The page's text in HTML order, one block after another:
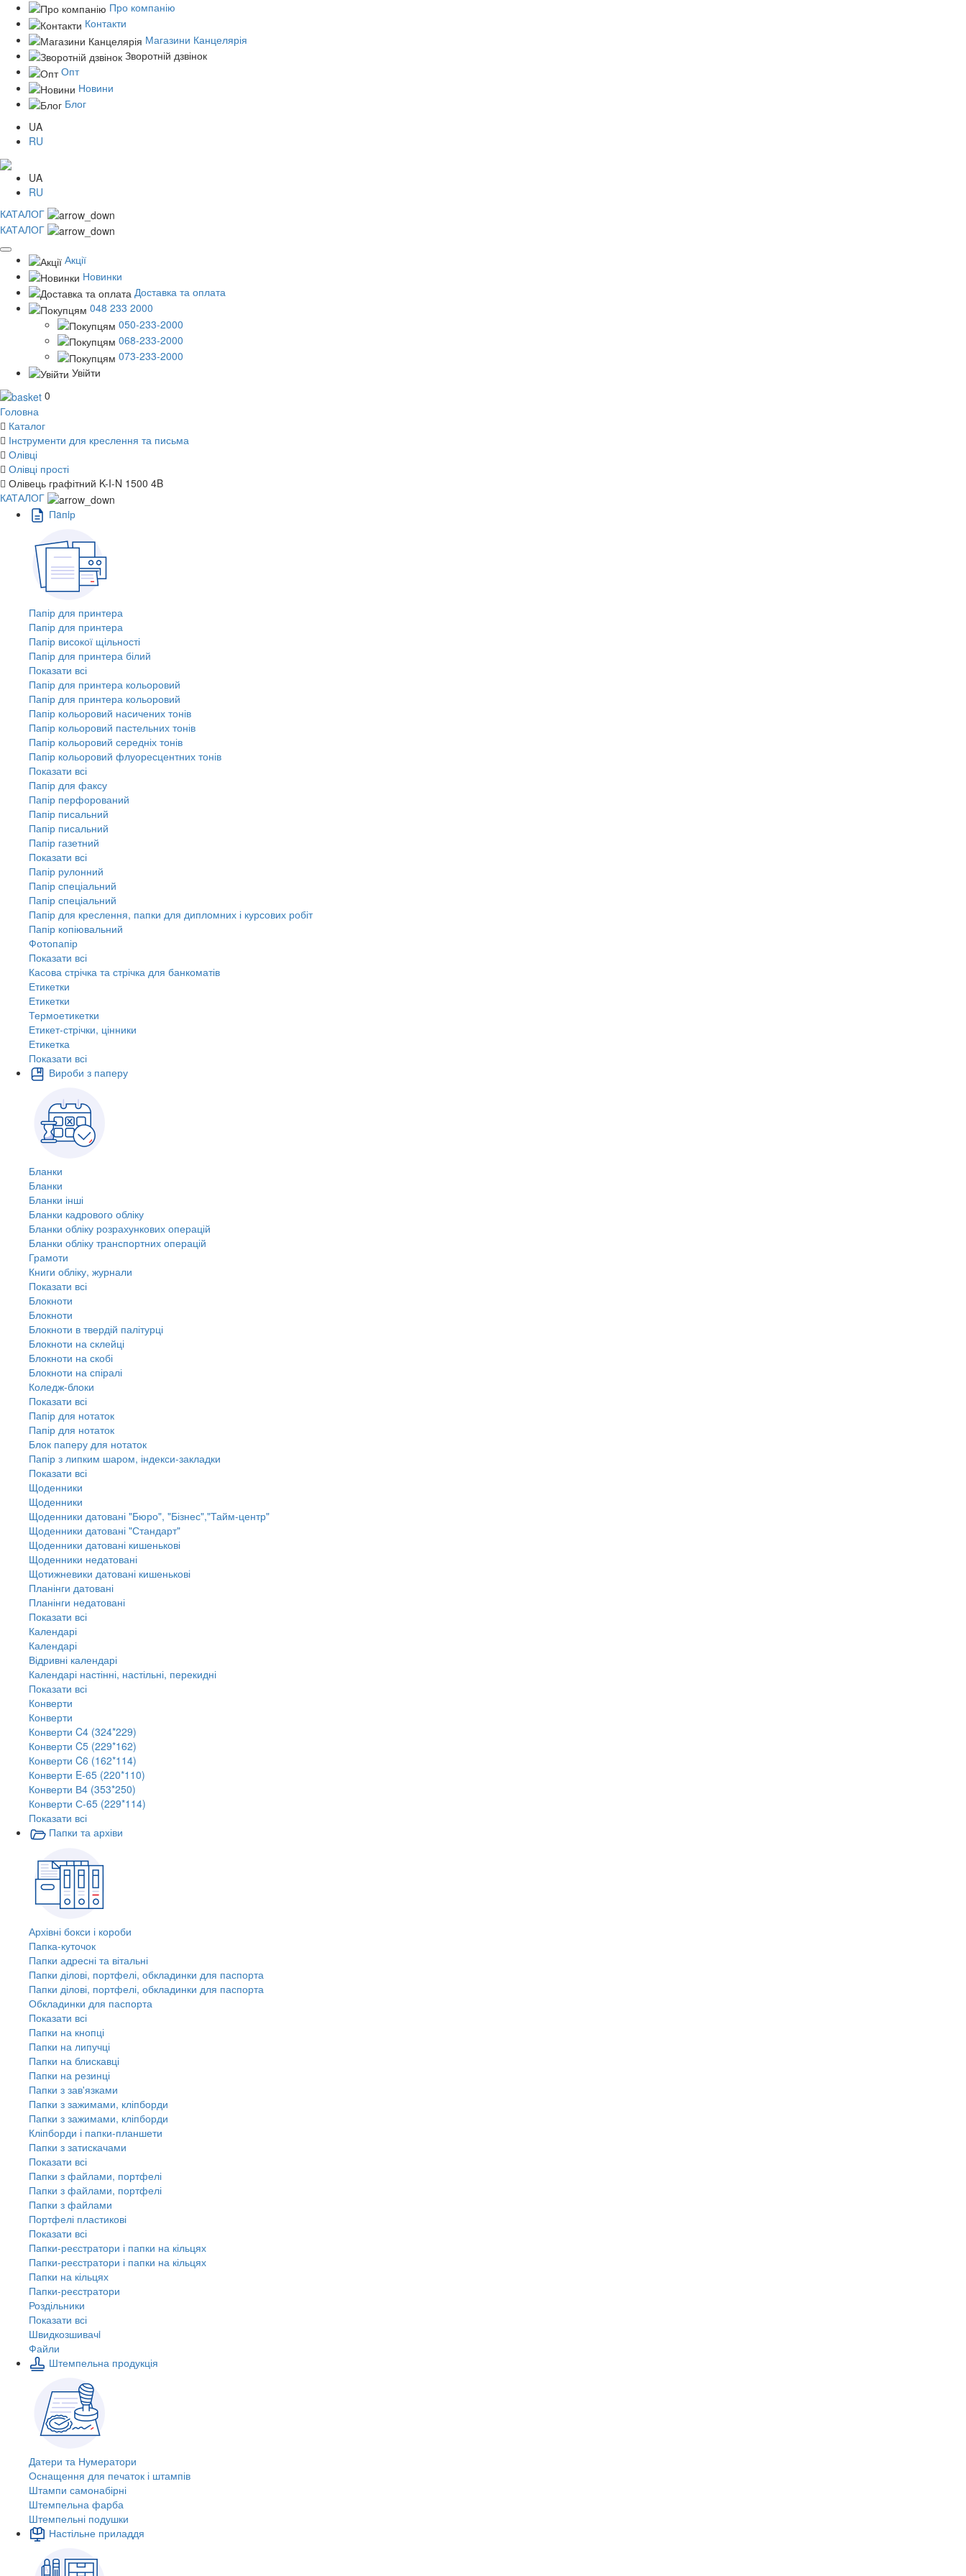
Про компанію
Контакти
Магазини Канцелярія
Зворотній дзвінок
Опт
Новини
Блог
UA
RU
UA
RU
КАТАЛОГ
КАТАЛОГ
Акції
Новинки
Доставка та оплата
048 233 2000
050-233-2000
068-233-2000
073-233-2000
Увійти
0
Головна
Каталог
Інструменти для креслення та письма
Олівці
Олівці прості
Олівець графітний K-I-N 1500 4B
КАТАЛОГ
Пaпiр
Папір для принтера
Папір для принтера
Папір високої щільності
Папір для принтера білий
Показати всі
Папір для принтера кольоровий
Папір для принтера кольоровий
Папір кольоровий насичених тонів
Папір кольоровий пастельних тонів
Папір кольоровий середніх тонів
Папір кольоровий флуоресцентних тонів
Показати всі
Папір для факсу
Папір перфорований
Папір писальний
Папір писальний
Папір газетний
Показати всі
Папір рулонний
Папір спеціальний
Папір спеціальний
Папір для креслення, папки для дипломних і курсових робіт
Папір копіювальний
Фотопапір
Показати всі
Касова стрічка та стрічка для банкоматів
Етикетки
Етикетки
Термоетикетки
Етикет-стрічки, цінники
Етикетка
Показати всі
Вироби з паперу
Бланки
Бланки
Бланки інші
Бланки кадрового обліку
Бланки обліку розрахункових операцій
Бланки обліку транспортних операцій
Грамоти
Книги обліку, журнали
Показати всі
Блокноти
Блокноти
Блокноти в твердій палітурці
Блокноти на склейці
Блокноти на скобі
Блокноти на спіралі
Коледж-блоки
Показати всі
Папір для нотаток
Папір для нотаток
Блок паперу для нотаток
Папір з липким шаром, індекси-закладки
Показати всі
Щоденники
Щоденники
Щоденники датовані "Бюро", "Бізнес","Тайм-центр"
Щоденники датовані "Стандарт"
Щоденники датовані кишенькові
Щоденники недатовані
Щотижневики датовані кишенькові
Планінги датовані
Планінги недатовані
Показати всі
Календарі
Календарі
Відривні календарі
Календарі настінні, настільні, перекидні
Показати всі
Конверти
Конверти
Конверти C4 (324*229)
Конверти C5 (229*162)
Конверти C6 (162*114)
Конверти E-65 (220*110)
Конверти В4 (353*250)
Конверти С-65 (229*114)
Показати всі
Папки та архіви
Архівні бокси і короби
Папка-куточок
Папки адресні та вітальні
Папки ділові, портфелі, обкладинки для паспорта
Папки ділові, портфелі, обкладинки для паспорта
Обкладинки для паспорта
Показати всі
Папки на кнопці
Папки на липучці
Папки на блискавці
Папки на резинці
Папки з зав'язками
Папки з зажимами, кліпборди
Папки з зажимами, кліпборди
Кліпборди і папки-планшети
Папки з затискачами
Показати всі
Папки з файлами, портфелі
Папки з файлами, портфелі
Папки з файлами
Портфелі пластикові
Показати всі
Папки-реєстратори і папки на кільцях
Папки-реєстратори і папки на кільцях
Папки на кільцях
Папки-реєстратори
Роздільники
Показати всі
Швидкозшивачi
Файли
Штемпельна продукція
Датери та Нумератори
Оснащення для печаток і штампів
Штампи самонабірні
Штемпельна фарба
Штемпельні подушки
Настільне приладдя